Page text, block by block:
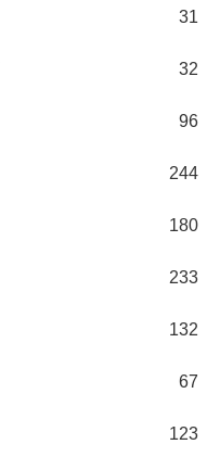
31
32
96
244
180
233
132
67
123